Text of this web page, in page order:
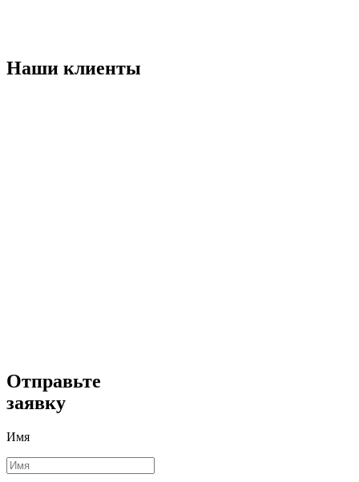
Наши клиенты
Отправьте
заявку
Имя